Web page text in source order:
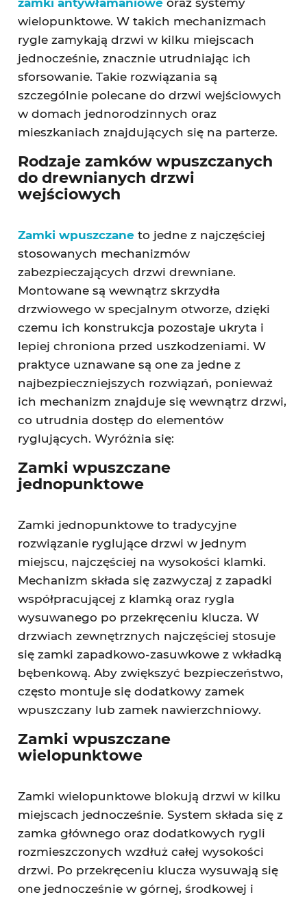
wielopunktowe. W takich mechanizmach
rygle zamykają drzwi w kilku miejscach
jednocześnie, znacznie utrudniając ich
sforsowanie. Takie rozwiązania są
szczególnie polecane do drzwi wejściowych
w domach jednorodzinnych oraz
mieszkaniach znajdujących się na parterze.
Rodzaje zamków wpuszczanych
do drewnianych drzwi
wejściowych
Zamki wpuszczaneto jedne z najczęściej
stosowanych mechanizmów
zabezpieczających drzwi drewniane.
Montowane są wewnątrz skrzydła
drzwiowego w specjalnym otworze, dzięki
czemu ich konstrukcja pozostaje ukryta i
lepiej chroniona przed uszkodzeniami. W
praktyce uznawane są one za jedne z
najbezpieczniejszych rozwiązań, ponieważ
ich mechanizm znajduje się wewnątrz drzwi,
co utrudnia dostęp do elementów
ryglujących. Wyróżnia się:
Zamki wpuszczane
jednopunktowe
Zamki jednopunktowe to tradycyjne
rozwiązanie ryglujące drzwi w jednym
miejscu, najczęściej na wysokości klamki.
Mechanizm składa się zazwyczaj z zapadki
współpracującej z klamką oraz rygla
wysuwanego po przekręceniu klucza. W
drzwiach zewnętrznych najczęściej stosuje
się zamki zapadkowo-zasuwkowe z wkładką
bębenkową. Aby zwiększyć bezpieczeństwo,
często montuje się dodatkowy zamek
wpuszczany lub zamek nawierzchniowy.
Zamki wpuszczane
wielopunktowe
Zamki wielopunktowe blokują drzwi w kilku
miejscach jednocześnie. System składa się z
zamka głównego oraz dodatkowych rygli
rozmieszczonych wzdłuż całej wysokości
drzwi. Po przekręceniu klucza wysuwają się
one jednocześnie w górnej, środkowej i